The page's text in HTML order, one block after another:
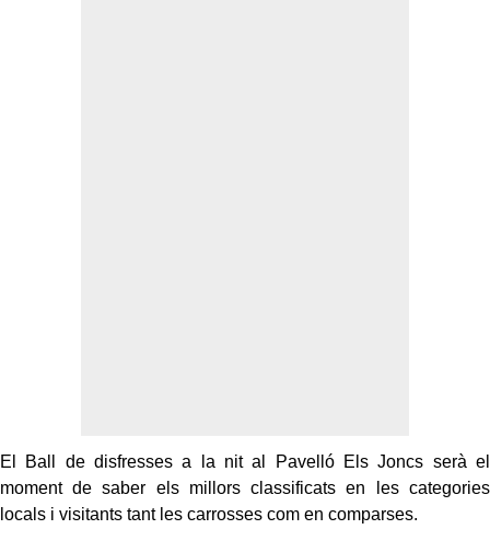
El Ball de disfresses a la nit al Pavelló Els Joncs serà el
moment de saber els millors classificats en les categories
locals i visitants tant les carrosses com en comparses.